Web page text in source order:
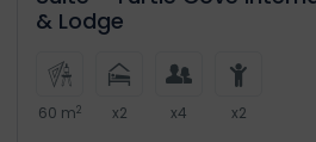
& Lodge
60 m2 x2 x4 x2